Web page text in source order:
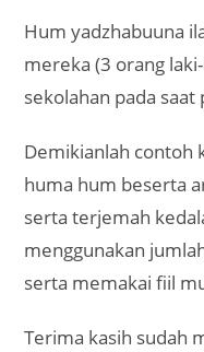
Hum yadzhabuuna
mereka (3 orang
sekolahan pada saat
Demikianlah contoh
huma hum beserta
serta terjemah
menggunakan
serta memakai fiil
Terima kasih sudah